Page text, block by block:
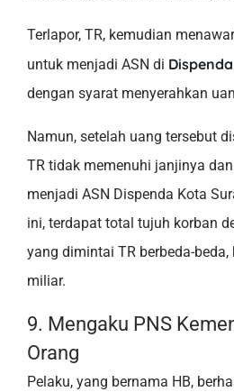
Terlapor, TR, kemudian
untuk menjadi ASN di
dengan syarat menyerahkan
Namun, setelah uang tersebut
TR tidak memenuhi janjinya
menjadi ASN Dispenda Kota
ini, terdapat total tujuh korban
yang dimintai TR berbeda-beda,
miliar.
9. Mengaku PNS
Orang
Pelaku, yang bernama HB,